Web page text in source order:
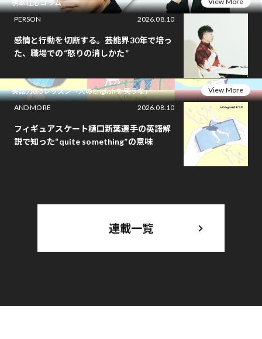
桝本壮志コラム
PERSON
2026.08.10
感情と行動を切断する。芸能界30年で培っ
た、職場での“怒りの消しかた”
英語力0.5レッスン「人のEnglishを笑うな」
View More
AND MORE
2026.08.10
フィギュアスケート樋口新葉選手の英語解
説で知った“quite something”の意味
連載一覧